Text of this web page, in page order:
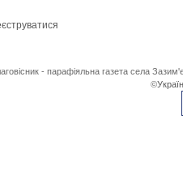
- парафіяльна газета села
©